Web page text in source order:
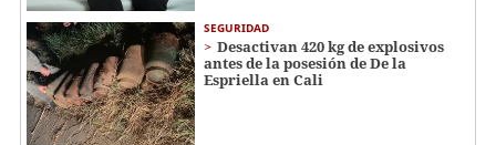
SEGURIDAD
Desactivan 420 kg de explosivos
antes de la posesión de De la
Espriella en Cali